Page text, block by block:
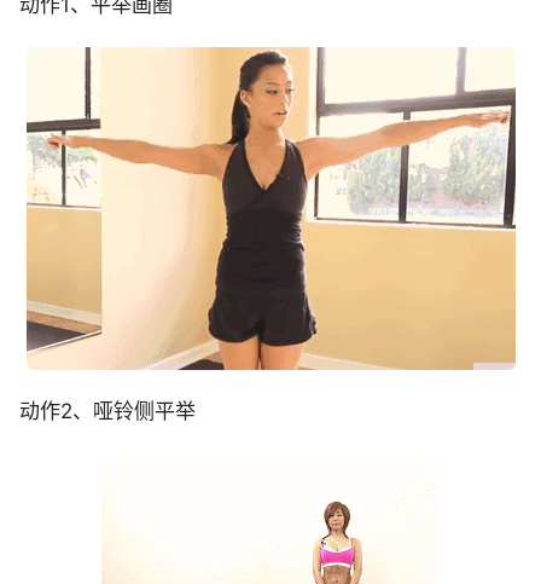
动作1、平举画圈
动作2、哑铃侧平举